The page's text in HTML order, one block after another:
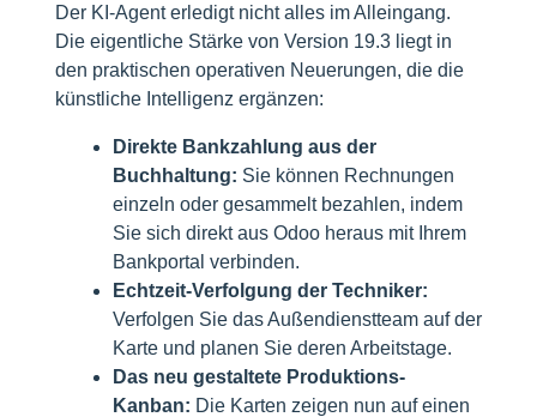
Der KI-Agent erledigt nicht alles im Alleingang.
Die eigentliche Stärke von Version 19.3 liegt in
den praktischen operativen Neuerungen, die die
künstliche Intelligenz ergänzen:
Direkte Bankzahlung aus der
Buchhaltung: Sie können Rechnungen
einzeln oder gesammelt bezahlen, indem
Sie sich direkt aus Odoo heraus mit Ihrem
Bankportal verbinden.
Echtzeit-Verfolgung der Techniker:
Verfolgen Sie das Außendienstteam auf der
Karte und planen Sie deren Arbeitstage.
Das neu gestaltete Produktions-
Kanban: Die Karten zeigen nun auf einen